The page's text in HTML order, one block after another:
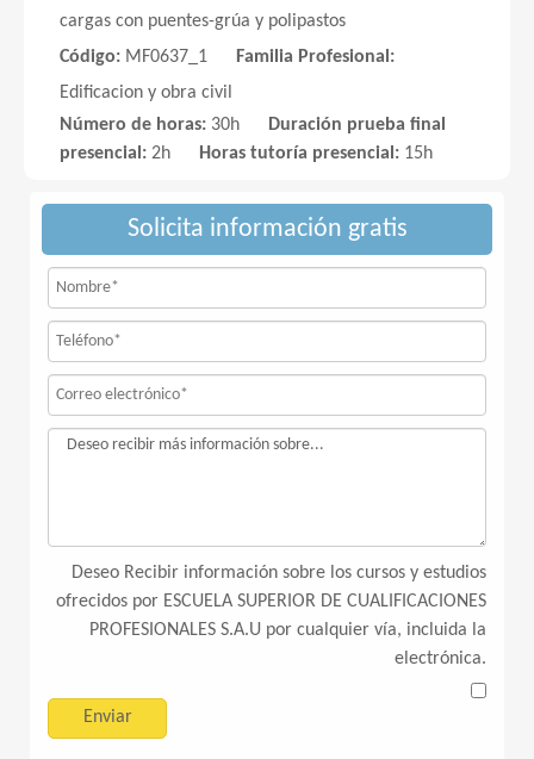
cargas con puentes-grúa y polipastos
Código: MF0637_1
Familia Profesional:
Edificacion y obra civil
Número de horas: 30h
Duración prueba final
presencial: 2h Horas tutoría presencial: 15h
Solicita información gratis
Deseo Recibir información sobre los cursos y estudios
ofrecidos por ESCUELA SUPERIOR DE CUALIFICACIONES
PROFESIONALES S.A.U por cualquier vía, incluida la
electrónica.